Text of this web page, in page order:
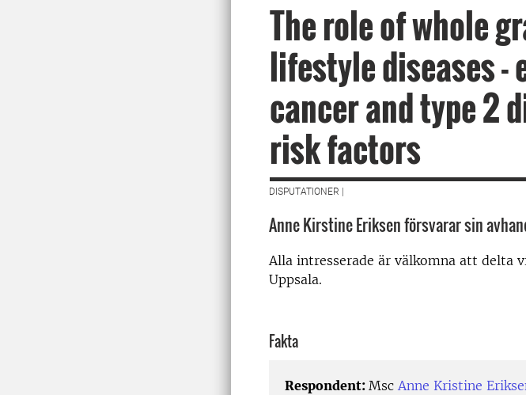
The role of whole
lifestyle diseases -
cancer and type 2
risk factors
DISPUTATIONER |
Anne Kirstine Eriksen försvarar sin
Alla intresserade är välkomna att delta
Uppsala.
Fakta
Respondent: Msc Anne Kristine